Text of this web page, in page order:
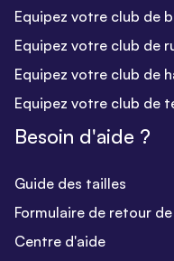
Equipez votre club de
Equipez votre club de
Equipez votre club de
Equipez votre club de
Besoin d'aide ?
Guide des tailles
Formulaire de retour
Centre d'aide